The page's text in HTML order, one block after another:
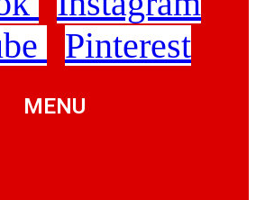
Pinterest
MENU